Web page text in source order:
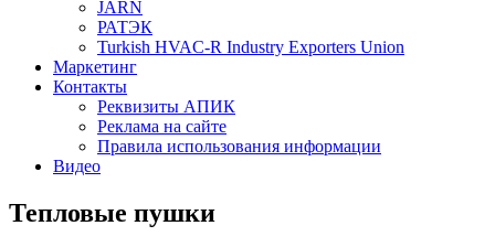
JARN
РАТЭК
Turkish HVAC-R Industry Exporters Union
Маркетинг
Контакты
Реквизиты АПИК
Реклама на сайте
Правила использования информации
Видео
Тепловые пушки